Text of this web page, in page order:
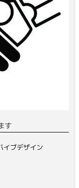
す
イブデザイン